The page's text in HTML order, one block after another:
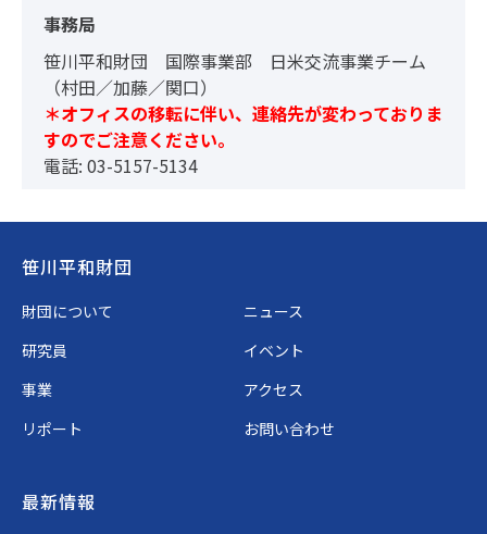
事務局
笹川平和財団 国際事業部 日米交流事業チーム
（村田／加藤／関口）
＊オフィスの移転に伴い、連絡先が変わっておりま
すのでご注意ください。
電話: 03-5157-5134
Footer
笹川平和財団
財団について
ニュース
研究員
イベント
事業
アクセス
リポート
お問い合わせ
最新情報